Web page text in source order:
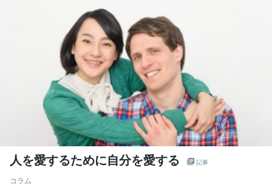
人を愛するために自分を愛する 記事
コラム